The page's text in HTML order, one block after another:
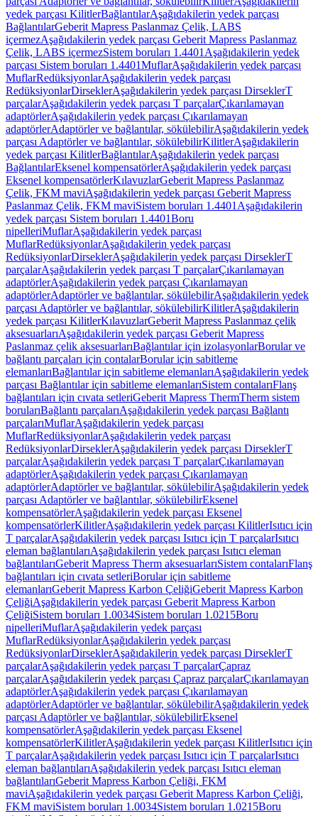
yedek parçası KilitlerBağlantılarAşağıdakilerin yedek parçası
BağlantılarGeberit Mapress Paslanmaz Çelik, LABS
içermezAşağıdakilerin yedek parçası Geberit Mapress Paslanmaz
Çelik, LABS içermezSistem boruları 1.4401 Aşağıdakilerin yedek
parçası Sistem boruları 1.4401MuflarAşağıdakilerin yedek parçası
MuflarRedüksiyonlarAşağıdakilerin yedek parçası
RedüksiyonlarDirseklerAşağıdakilerin yedek parçası DirseklerT
parçalarAşağıdakilerin yedek parçası T parçalarÇıkarılamayan
adaptörlerAşağıdakilerin yedek parçası Çıkarılamayan
adaptörlerAdaptörler ve bağlantılar, sökülebilirAşağıdakilerin yedek
parçası Adaptörler ve bağlantılar, sökülebilirKilitlerAşağıdakilerin
yedek parçası KilitlerBağlantılarAşağıdakilerin yedek parçası
BağlantılarEksenel kompensatörlerAşağıdakilerin yedek parçası
Eksenel kompensatörlerKılavuzlarGeberit Mapress Paslanmaz
Çelik, FKM maviAşağıdakilerin yedek parçası Geberit Mapress
Paslanmaz Çelik, FKM maviSistem boruları 1.4401 Aşağıdakilerin
yedek parçası Sistem boruları 1.4401Boru
nipelleriMuflarAşağıdakilerin yedek parçası
MuflarRedüksiyonlarAşağıdakilerin yedek parçası
RedüksiyonlarDirseklerAşağıdakilerin yedek parçası DirseklerT
parçalarAşağıdakilerin yedek parçası T parçalarÇıkarılamayan
adaptörlerAşağıdakilerin yedek parçası Çıkarılamayan
adaptörlerAdaptörler ve bağlantılar, sökülebilirAşağıdakilerin yedek
parçası Adaptörler ve bağlantılar, sökülebilirKilitlerAşağıdakilerin
yedek parçası KilitlerKılavuzlarGeberit Mapress Paslanmaz çelik
aksesuarlarıAşağıdakilerin yedek parçası Geberit Mapress
Paslanmaz çelik aksesuarlarıBağlantılar için izolasyonlarBorular ve
bağlantı parçaları için contalarBorular için sabitleme
elemanlarıBağlantılar için sabitleme elemanlarıAşağıdakilerin yedek
parçası Bağlantılar için sabitleme elemanlarıSistem contalarıFlanş
bağlantıları için cıvata setleriGeberit Mapress ThermTherm sistem
borularıBağlantı parçalarıAşağıdakilerin yedek parçası Bağlantı
parçalarıMuflarAşağıdakilerin yedek parçası
MuflarRedüksiyonlarAşağıdakilerin yedek parçası
RedüksiyonlarDirseklerAşağıdakilerin yedek parçası DirseklerT
parçalarAşağıdakilerin yedek parçası T parçalarÇıkarılamayan
adaptörlerAşağıdakilerin yedek parçası Çıkarılamayan
adaptörlerAdaptörler ve bağlantılar, sökülebilirAşağıdakilerin yedek
parçası Adaptörler ve bağlantılar, sökülebilirEksenel
kompensatörlerAşağıdakilerin yedek parçası Eksenel
kompensatörlerKilitlerAşağıdakilerin yedek parçası KilitlerIsıtıcı için
T parçalarAşağıdakilerin yedek parçası Isıtıcı için T parçalarIsıtıcı
eleman bağlantılarıAşağıdakilerin yedek parçası Isıtıcı eleman
bağlantılarıGeberit Mapress Therm aksesuarlarıSistem contalarıFlanş
bağlantıları için cıvata setleriBorular için sabitleme
elemanlarıGeberit Mapress Karbon ÇeliğiGeberit Mapress Karbon
ÇeliğiAşağıdakilerin yedek parçası Geberit Mapress Karbon
ÇeliğiSistem boruları 1.0034Sistem boruları 1.0215Boru
nipelleriMuflarAşağıdakilerin yedek parçası
MuflarRedüksiyonlarAşağıdakilerin yedek parçası
RedüksiyonlarDirseklerAşağıdakilerin yedek parçası DirseklerT
parçalarAşağıdakilerin yedek parçası T parçalarÇapraz
parçalarAşağıdakilerin yedek parçası Çapraz parçalarÇıkarılamayan
adaptörlerAşağıdakilerin yedek parçası Çıkarılamayan
adaptörlerAdaptörler ve bağlantılar, sökülebilirAşağıdakilerin yedek
parçası Adaptörler ve bağlantılar, sökülebilirEksenel
kompensatörlerAşağıdakilerin yedek parçası Eksenel
kompensatörlerKilitlerAşağıdakilerin yedek parçası KilitlerIsıtıcı için
T parçalarAşağıdakilerin yedek parçası Isıtıcı için T parçalarIsıtıcı
eleman bağlantılarıAşağıdakilerin yedek parçası Isıtıcı eleman
bağlantılarıGeberit Mapress Karbon Çeliği, FKM
maviAşağıdakilerin yedek parçası Geberit Mapress Karbon Çeliği,
FKM maviSistem boruları 1.0034Sistem boruları 1.0215Boru